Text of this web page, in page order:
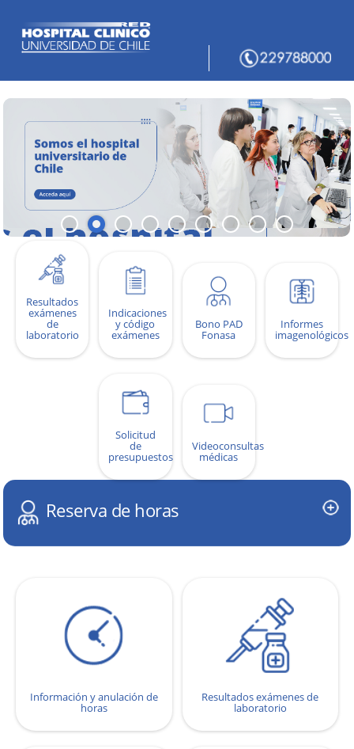
Resultados
exámenes
de
laboratorio
Indicaciones
y código
exámenes
Bono PAD
Fonasa
Informes
imagenológicos
Solicitud
de
presupuestos
Videoconsultas
médicas
Reserva de horas
Información y anulación de
horas
Resultados exámenes de
laboratorio